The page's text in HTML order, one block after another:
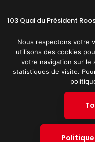
103 Quai du Président
CGU
© 2019 PATRICK SPICA
Nous respectons votre
utilisons des cookies
votre navigation sur le
statistiques de visite.